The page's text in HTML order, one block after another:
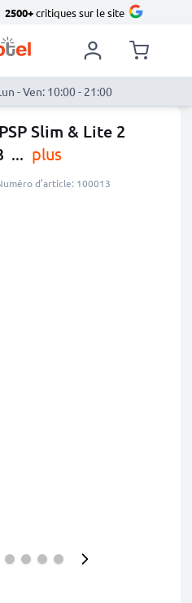
2500+critiques sur le site
- Ven: 10:00 - 21:00
Slim & Lite 2
... plus
d’article: 100013